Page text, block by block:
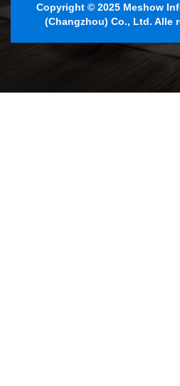
Copyright © 2025 Meshow
(Changzhou) Co., Ltd. Alle